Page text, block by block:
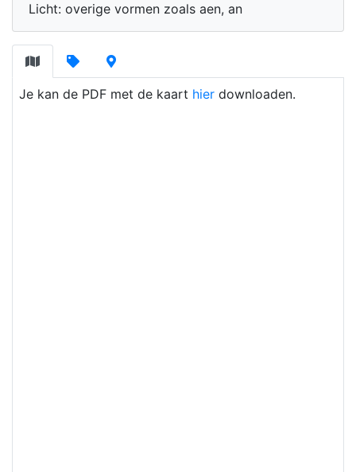
Licht: overige vormen zoals aen, an
Je kan de PDF met de kaart hier downloaden.